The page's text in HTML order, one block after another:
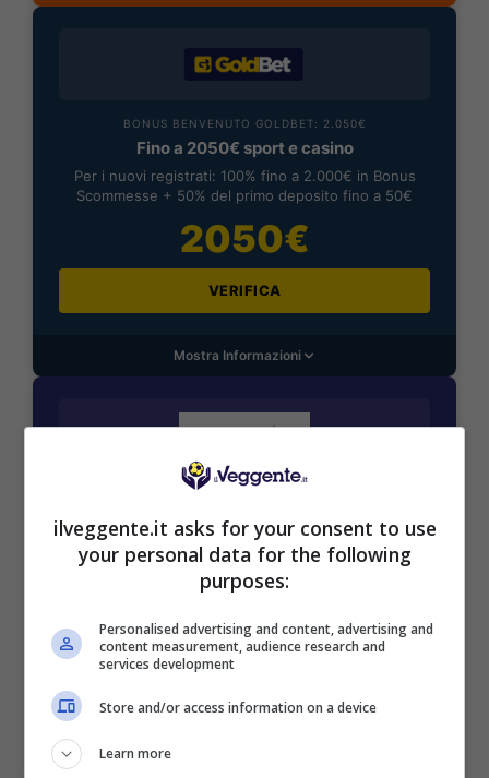
BONUS BENVENUTO GOLDBET: 2.050€
Fino a 2050€ sport e casino
Per i nuovi registrati: 100% fino a 2.000€ in Bonus
Scommesse + 50% del primo deposito fino a 50€
2050€
VERIFICA
Mostra Informazioni
BONUS BENVENUTO LOTTOMATICA: 2050€
Fino a 2050€ bonus scommesse e sport
Per i nuovi utenti della piattaforma: 100% fino a 50€ in
Bonus Scommesse + 100% fino a 2000€ in Bonus
Sport
2050€
ilveggente.it asks for your consent to use
your personal data for the following
purposes:
Personalised advertising and content, advertising and
content measurement, audience research and
services development
Store and/or access information on a device
Learn more